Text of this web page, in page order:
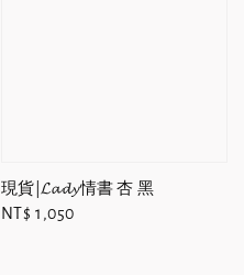
現貨|𝓛𝓪𝓭𝔂情書 杏 黑
Regular
NT$ 1,050